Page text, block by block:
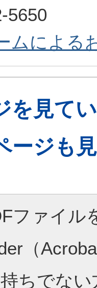
5650
ムによる
を見て
ージも
ファイル
（
ちでな